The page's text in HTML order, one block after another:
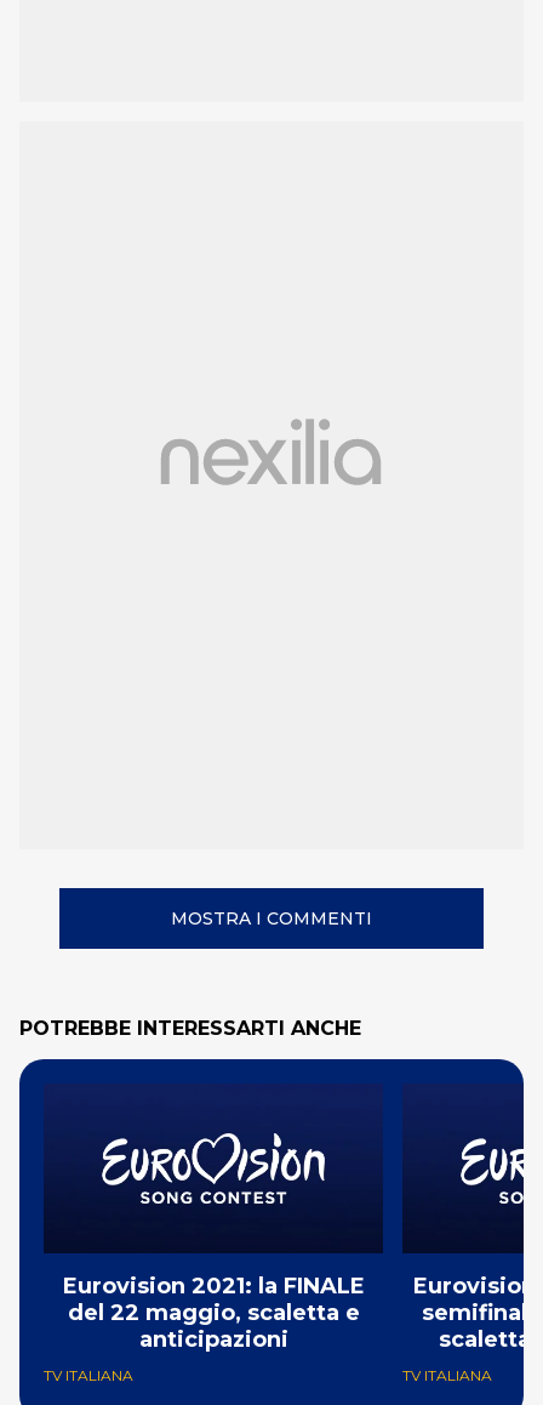
MOSTRA I COMMENTI
POTREBBE INTERESSARTI ANCHE
Eurovision 2021: la FINALE
del 22 maggio, scaletta e
anticipazioni
TV ITALIANA
Eurovision
scaletta
TV ITALIANA